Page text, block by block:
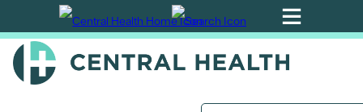
Ir
al
contenido